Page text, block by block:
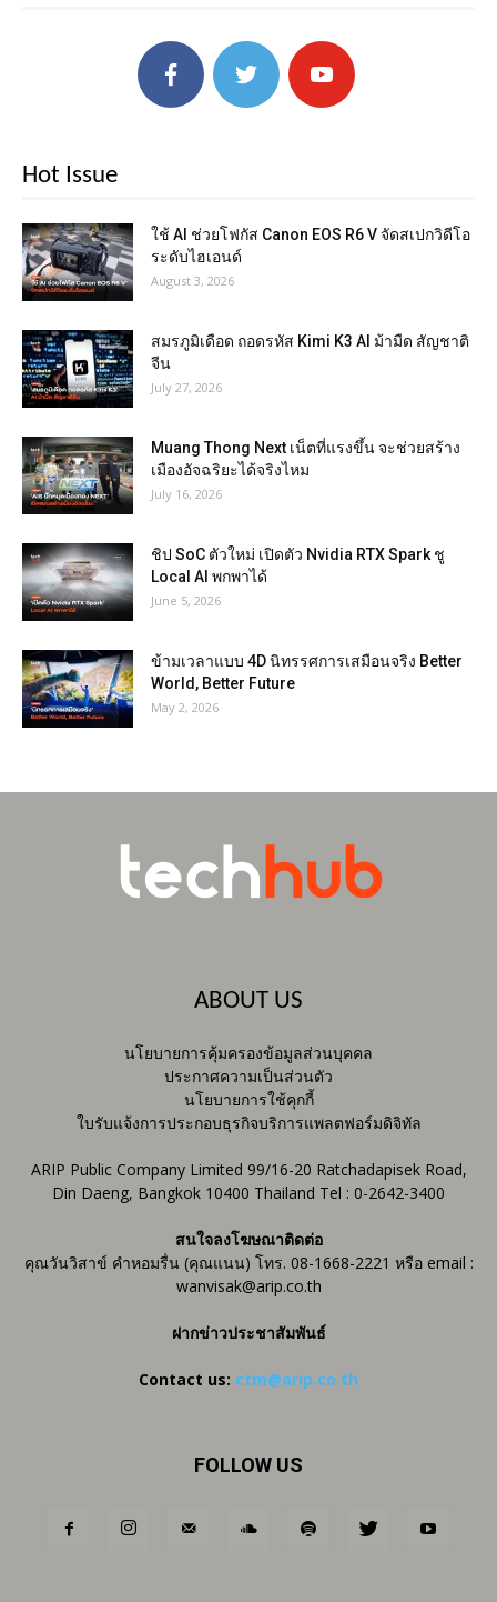
Hot Issue
ใช้ AI ช่วยโฟกัส Canon EOS R6 V จัดสเปกวิดีโอ
ระดับไฮเอนด์
August 3, 2026
สมรภูมิเดือด ถอดรหัส Kimi K3 AI ม้ามืด สัญชาติ
จีน
July 27, 2026
Muang Thong Next เน็ตที่แรงขึ้น จะช่วยสร้าง
เมืองอัจฉริยะได้จริงไหม
July 16, 2026
ชิป SoC ตัวใหม่ เปิดตัว Nvidia RTX Spark ชู
Local AI พกพาได้
June 5, 2026
ข้ามเวลาแบบ 4D นิทรรศการเสมือนจริง Better
World, Better Future
May 2, 2026
ABOUT US
นโยบายการคุ้มครองข้อมูลส่วนบุคคล
ประกาศความเป็นส่วนตัว
นโยบายการใช้คุกกี้
ใบรับแจ้งการประกอบธุรกิจบริการแพลตฟอร์มดิจิทัล
ARIP Public Company Limited 99/16-20 Ratchadapisek Road,
Din Daeng, Bangkok 10400 Thailand Tel : 0-2642-3400
สนใจลงโฆษณาติดต่อ
คุณวันวิสาข์ คำหอมรื่น (คุณแนน) โทร. 08-1668-2221 หรือ email :
wanvisak@arip.co.th
ฝากข่าวประชาสัมพันธ์
Contact us: ctm@arip.co.th
FOLLOW US